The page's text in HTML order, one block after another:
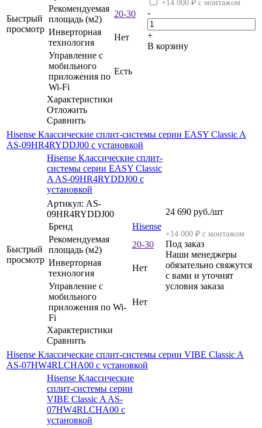
Быстрый
просмотр
Рекомендуемая
площадь (м2)
20-30
Инверторная
технология
Нет
Управление c
мобильного
приложения по
Wi-Fi
Есть
Характеристики
Отложить
Сравнить
+14 000 ₽ с монтажом
-
+
В корзину
Hisense Классические сплит-системы серии EASY Classic A
AS-09HR4RYDDJ00 с установкой
Быстрый
просмотр
Hisense Классические сплит-
системы серии EASY Classic
A AS-09HR4RYDDJ00 с
установкой
Артикул: AS-
09HR4RYDDJ00
Бренд
Hisense
Рекомендуемая
площадь (м2)
20-30
Инверторная
технология
Нет
Управление c
мобильного
приложения по Wi-
Fi
Нет
Характеристики
Сравнить
24 690 руб./шт
+14 000 ₽ с монтажом
Под заказ
Наши менеджеры
обязательно свяжутся
с вами и уточнят
условия заказа
Hisense Классические сплит-системы серии VIBE Classic A
AS-07HW4RLCHA00 с установкой
Hisense Классические
сплит-системы серии
VIBE Classic A AS-
07HW4RLCHA00 с
установкой